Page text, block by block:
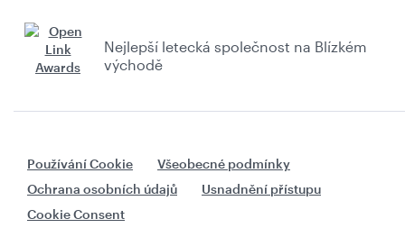
Nejlepší letecká společnost na Blízkém
východě
Používání Cookie
Všeobecné podmínky
Ochrana osobních údajů
Usnadnění přístupu
Cookie Consent